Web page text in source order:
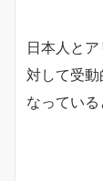
日本人と
対して受
なっている